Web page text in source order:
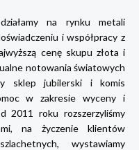
na rynku metali
i współpracy z
cenę skupu złota i
notowania światowych
sklep jubilerski i komis
w zakresie wyceny i
2011 roku rozszerzyliśmy
na życzenie klientów
wystawiamy